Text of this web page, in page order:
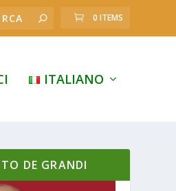
0 ITEMS
ITALIANO
DE GRANDI